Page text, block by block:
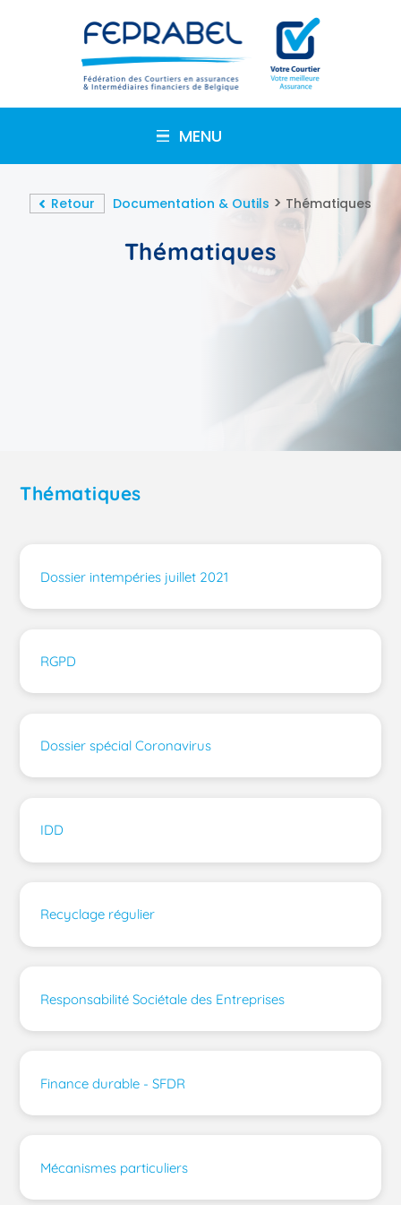
MENU
Retour Documentation & Outils > Thématiques
Thématiques
Thématiques
Dossier intempéries juillet 2021
RGPD
Dossier spécial Coronavirus
IDD
Recyclage régulier
Responsabilité Sociétale des Entreprises
Finance durable - SFDR
Mécanismes particuliers